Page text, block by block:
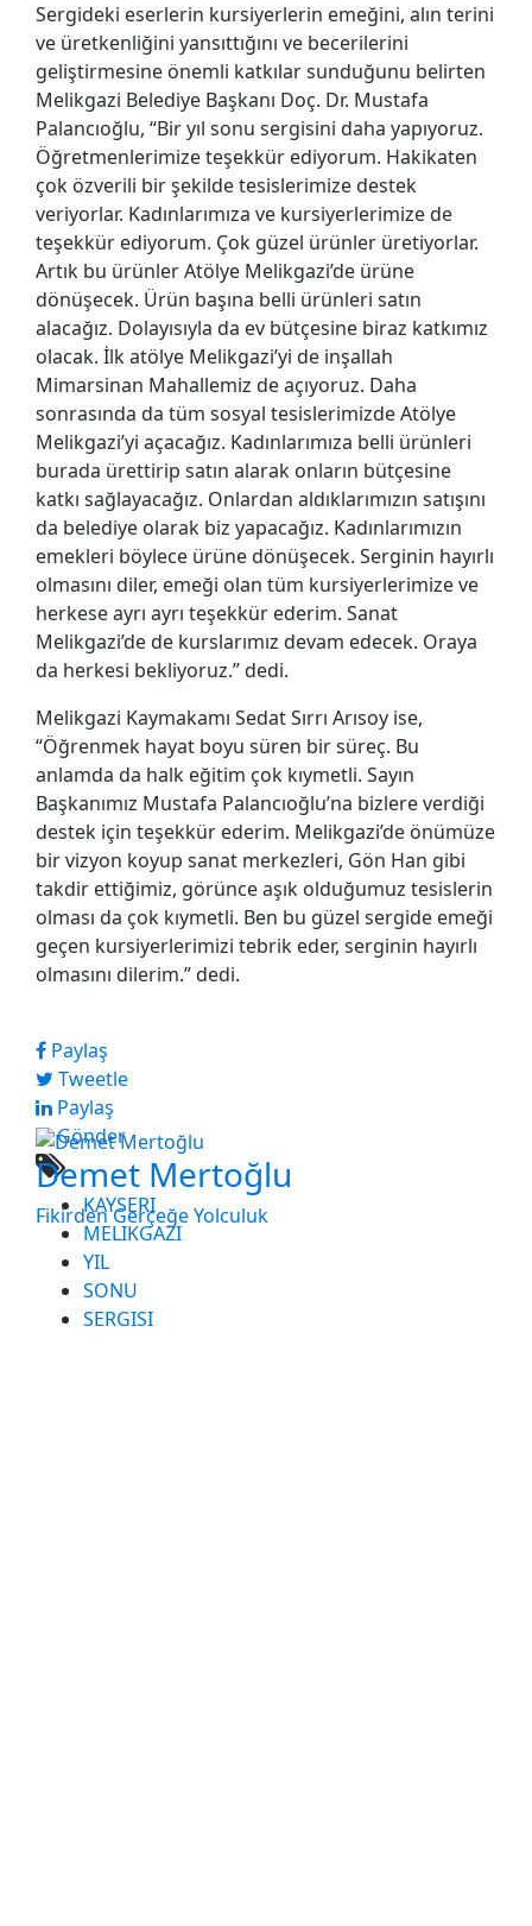
Sergideki eserlerin kursiyerlerin emeğini, alın terini
ve üretkenliğini yansıttığını ve becerilerini
geliştirmesine önemli katkılar sunduğunu belirten
Melikgazi Belediye Başkanı Doç. Dr. Mustafa
Palancıoğlu, “Bir yıl sonu sergisini daha yapıyoruz.
Öğretmenlerimize teşekkür ediyorum. Hakikaten
çok özverili bir şekilde tesislerimize destek
veriyorlar. Kadınlarımıza ve kursiyerlerimize de
teşekkür ediyorum. Çok güzel ürünler üretiyorlar.
Artık bu ürünler Atölye Melikgazi’de ürüne
dönüşecek. Ürün başına belli ürünleri satın
alacağız. Dolayısıyla da ev bütçesine biraz katkımız
olacak. İlk atölye Melikgazi’yi de inşallah
Mimarsinan Mahallemiz de açıyoruz. Daha
sonrasında da tüm sosyal tesislerimizde Atölye
Melikgazi’yi açacağız. Kadınlarımıza belli ürünleri
burada ürettirip satın alarak onların bütçesine
katkı sağlayacağız. Onlardan aldıklarımızın satışını
da belediye olarak biz yapacağız. Kadınlarımızın
emekleri böylece ürüne dönüşecek. Serginin hayırlı
olmasını diler, emeği olan tüm kursiyerlerimize ve
herkese ayrı ayrı teşekkür ederim. Sanat
Melikgazi’de de kurslarımız devam edecek. Oraya
da herkesi bekliyoruz.” dedi.
Melikgazi Kaymakamı Sedat Sırrı Arısoy ise,
“Öğrenmek hayat boyu süren bir süreç. Bu
anlamda da halk eğitim çok kıymetli. Sayın
Başkanımız Mustafa Palancıoğlu’na bizlere verdiği
destek için teşekkür ederim. Melikgazi’de önümüze
bir vizyon koyup sanat merkezleri, Gön Han gibi
takdir ettiğimiz, görünce aşık olduğumuz tesislerin
olması da çok kıymetli. Ben bu güzel sergide emeği
geçen kursiyerlerimizi tebrik eder, serginin hayırlı
olmasını dilerim.” dedi.
Paylaş
Tweetle
Paylaş
Gönder
KAYSERI
MELIKGAZI
YIL
SONU
SERGISI
Demet Mertoğlu
Fikirden Gerçeğe Yolculuk